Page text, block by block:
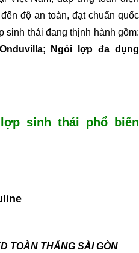
độ an toàn, đạt chuẩn quốc
sinh thái đang thịnh hành gồm:
Ngói lợp đa dụng
sinh thái phổ biến